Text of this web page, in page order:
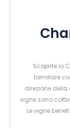
Scoprite lo
familiare
direzione
vigne sono
Le vigne
anfiteatro